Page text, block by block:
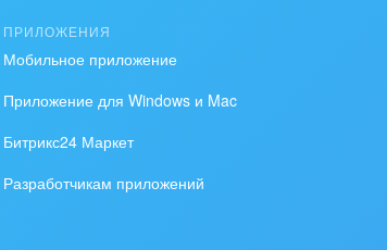
ПРИЛОЖЕНИЯ
Мобильное приложение
Приложение для Windows и Mac
Битрикс24 Маркет
Разработчикам приложений